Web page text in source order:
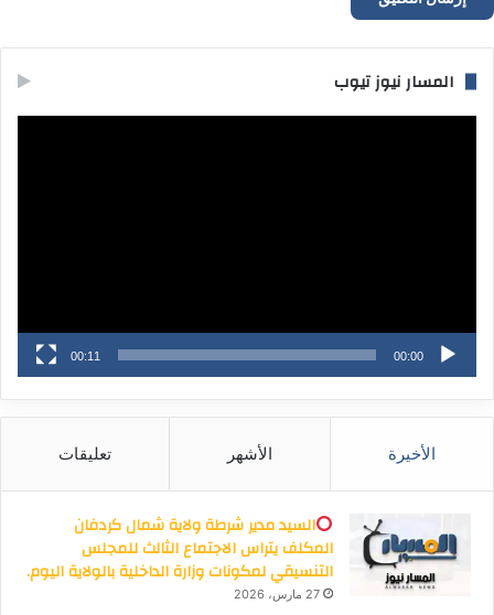
المسار نيوز تيوب
00:00
00:11
الأخيرة الأشهر تعليقات
السيد مدير شرطة ولاية شمال كردفان
المكلف يتراس الاجتماع الثالث للمجلس
التنسيقي لمكونات وزارة الداخلية بالولاية اليوم.
27 مارس، 2026